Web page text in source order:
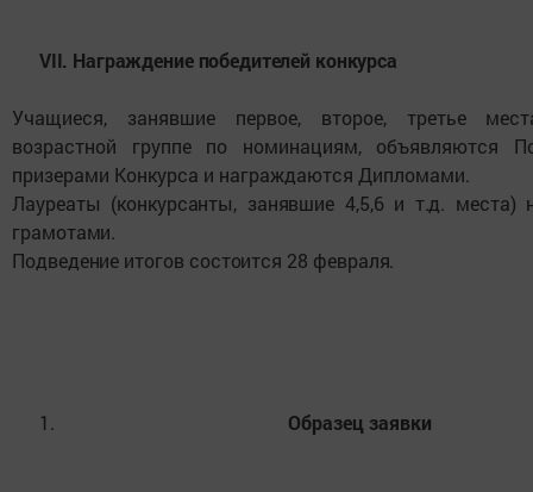
VII. Награждение победителей конкурса
Учащиеся, занявшие первое, второе, третье
возрастной группе по номинациям, объявляются
призерами Конкурса и награждаются Дипломами.
Лауреаты (конкурсанты, занявшие 4,5,6 и т.д. места)
грамотами.
Подведение итогов состоится 28 февраля.
Образец заявки